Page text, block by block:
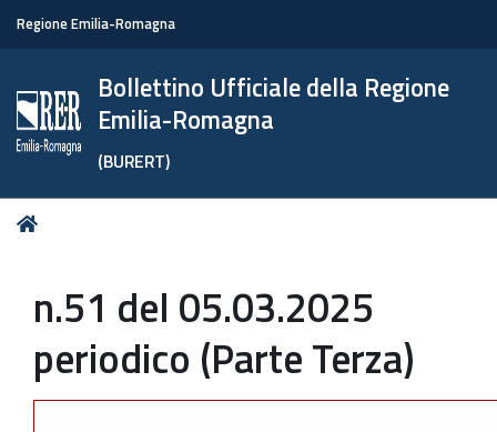
Regione Emilia-Romagna
Bollettino Ufficiale della Regione
Emilia-Romagna
(BURERT)
Tu
n.51 del 05.03.2025
periodico (Parte Terza)